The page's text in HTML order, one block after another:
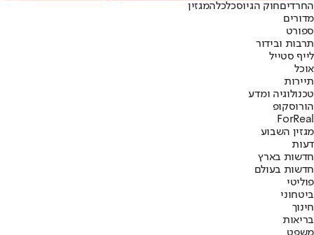
החרדיםחוק הגיוסכלכלהמגזין
מדורים
ספורט
תרבות ובידור
לייף סטייל
אוכל
תיירות
טכנולוגיה ומדע
הורוסקופ
ForReal
מגזין השבוע
דעות
חדשות בארץ
חדשות בעולם
פוליטי
ביטחוני
חינוך
בריאות